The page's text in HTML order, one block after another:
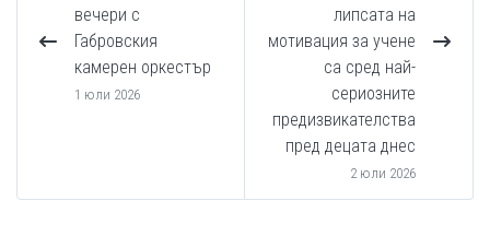
вечери с
Габровския
камерен оркестър
1 юли 2026
липсата на
мотивация за учене
са сред най-
сериозните
предизвикателства
пред децата днес
2 юли 2026